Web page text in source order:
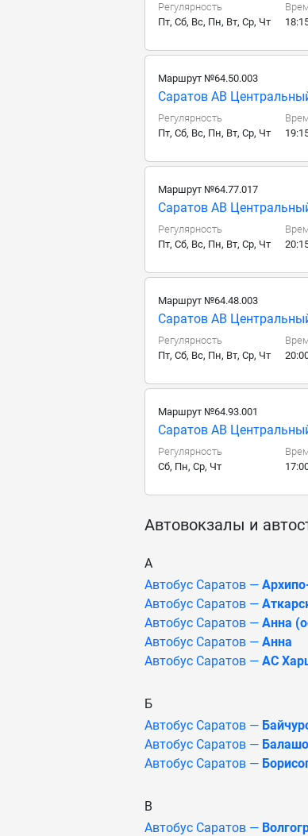
Регулярность
Пт, Сб, Вс, Пн, Вт, Ср, Чт
Маршрут №64.50.003
Саратов АВ
Регулярность
Пт, Сб, Вс, Пн, Вт, Ср, Чт
Маршрут №64.77.017
Саратов АВ
Регулярность
Пт, Сб, Вс, Пн, Вт, Ср, Чт
Маршрут №64.48.003
Саратов АВ
Регулярность
Пт, Сб, Вс, Пн, Вт, Ср, Чт
Маршрут №64.93.001
Саратов АВ
Регулярность
Сб, Пн, Ср, Чт
Автовокзалы и
А
Автобус Саратов —
Автобус Саратов —
Автобус Саратов — Анна
Автобус Саратов — Анна
Автобус Саратов — АС
Б
Автобус Саратов —
Автобус Саратов —
Автобус Саратов —
В
Автобус Саратов —